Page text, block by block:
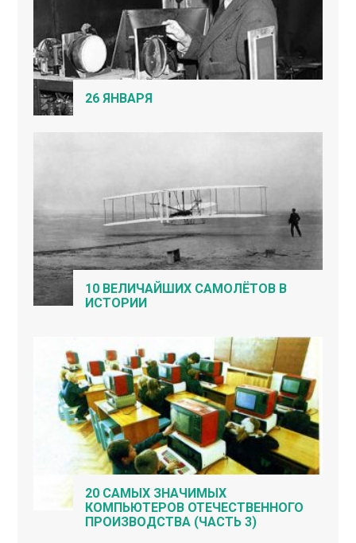
26 ЯНВАРЯ
10 ВЕЛИЧАЙШИХ САМОЛЁТОВ В
ИСТОРИИ
20 САМЫХ ЗНАЧИМЫХ
КОМПЬЮТЕРОВ ОТЕЧЕСТВЕННОГО
ПРОИЗВОДСТВА (ЧАСТЬ 3)